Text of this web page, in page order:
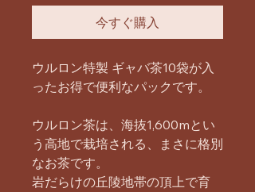
今すぐ購入
ウルロン特製 ギャバ茶10袋が入
ったお得で便利なパックです。
ウルロン茶は、海抜1,600mとい
う高地で栽培される、まさに格別
なお茶です。
岩だらけの丘陵地帯の頂上で育